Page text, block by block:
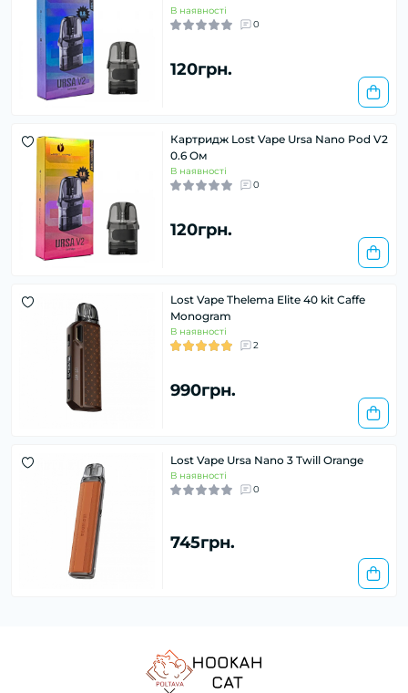
В наявності
0
120грн.
Картридж Lost Vape Ursa Nano Pod V2
0.6 Ом
В наявності
0
120грн.
Lost Vape Thelema Elite 40 kit Caffe
Monogram
В наявності
2
990грн.
Lost Vape Ursa Nano 3 Twill Orange
В наявності
0
745грн.